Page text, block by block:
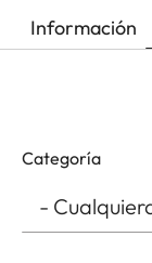
Información
Categoría